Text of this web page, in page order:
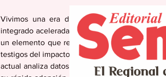
Vivimos una era digital que, hasta hace
integrado aceleradamente a nuestra
un elemento que redefine la forma en que
testigos del impacto social, económico y
actual analiza datos, reconoce patrones y